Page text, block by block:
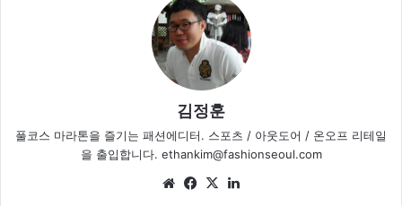
김정훈
풀코스 마라톤을 즐기는 패션에디터. 스포츠 / 아웃도어 / 온오프 리테일
을 출입합니다. ethankim@fashionseoul.com
We Fa
X